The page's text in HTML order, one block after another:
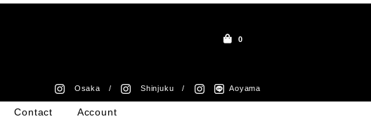
0
Osaka / Shinjuku / Aoyama
Contact Account